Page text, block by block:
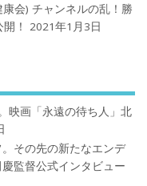
会) チャンネルの乱！勝
！
2021年1月3日
映画「永遠の待ち人」北
その先の新たなエンデ
監督公式インタビュー